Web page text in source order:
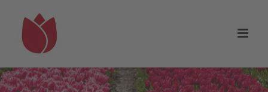
Inhalt